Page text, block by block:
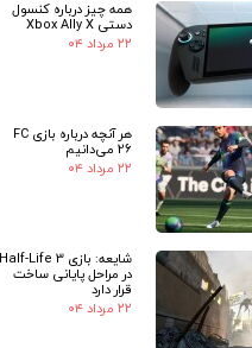
همه چیز درباره کنسول
دستی Xbox Ally X
۲۲ مرداد ۰۴
هر آنچه درباره بازی FC
26 می‌دانیم
۲۲ مرداد ۰۴
شایعه: بازی Half-Life 3
در مراحل پایانی ساخت
قرار دارد
۲۲ مرداد ۰۴